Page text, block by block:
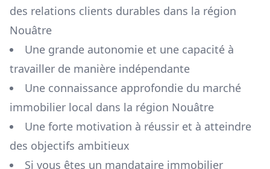
des relations clients durables dans la région
Nouâtre
Une grande autonomie et une capacité à
travailler de manière indépendante
Une connaissance approfondie du marché
immobilier local dans la région Nouâtre
Une forte motivation à réussir et à atteindre
des objectifs ambitieux
Si vous êtes un mandataire immobilier